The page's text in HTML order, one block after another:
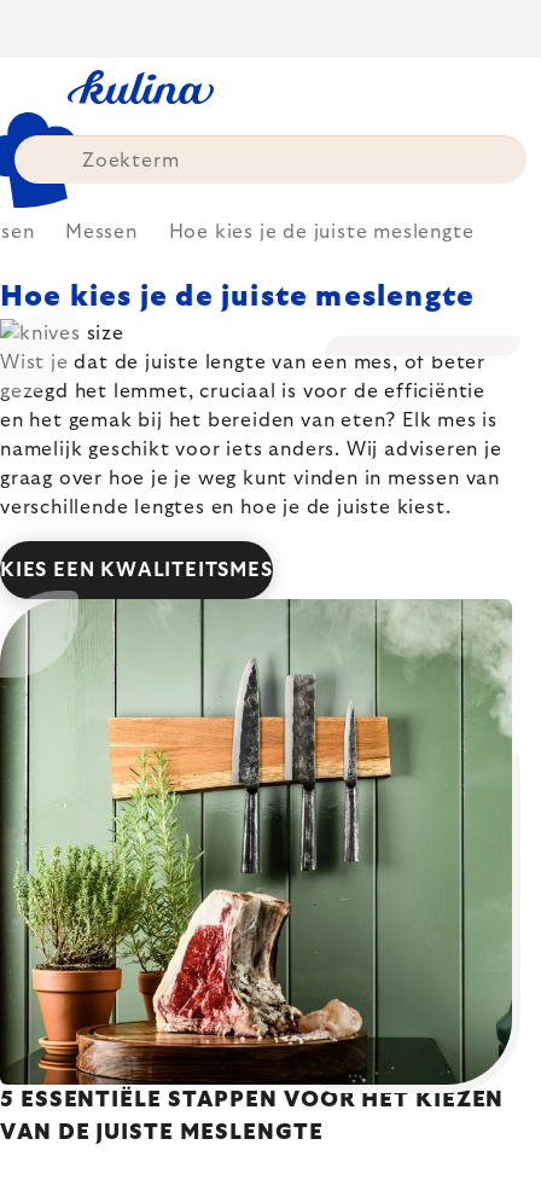
Messen Hoe kies je de juiste meslengte
Hoe kies je de juiste meslengte
Wist je dat de juiste lengte van een mes, of beter
gezegd het lemmet, cruciaal is voor de efficiëntie
en het gemak bij het bereiden van eten? Elk mes is
namelijk geschikt voor iets anders. Wij adviseren je
graag over hoe je je weg kunt vinden in messen van
verschillende lengtes en hoe je de juiste kiest.
KIES EEN KWALITEITSMES
5 ESSENTIËLE STAPPEN VOOR HET KIEZEN
VAN DE JUISTE MESLENGTE